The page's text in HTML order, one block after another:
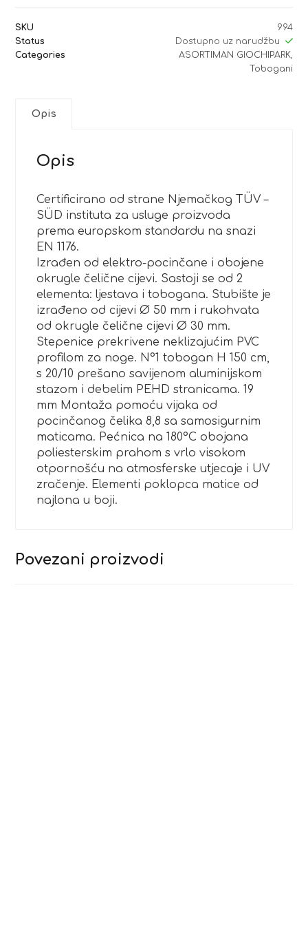
SKU
994
Status
Dostupno uz narudžbu
Categories
ASORTIMAN GIOCHIPARK,
Tobogani
Opis
Opis
Certificirano od strane Njemačkog TÜV –
SÜD instituta za usluge proizvoda
prema europskom standardu na snazi
EN 1176.
Izrađen od elektro-pocinčane i obojene
okrugle čelične cijevi. Sastoji se od 2
elementa: ljestava i tobogana. Stubište je
izrađeno od cijevi Ø 50 mm i rukohvata
od okrugle čelične cijevi Ø 30 mm.
Stepenice prekrivene neklizajućim PVC
profilom za noge. N°1 tobogan H 150 cm,
s 20/10 prešano savijenom aluminijskom
stazom i debelim PEHD stranicama. 19
mm Montaža pomoću vijaka od
pocinčanog čelika 8,8 sa samosigurnim
maticama. Pećnica na 180°C obojana
poliesterskim prahom s vrlo visokom
otpornošću na atmosferske utjecaje i UV
zračenje. Elementi poklopca matice od
najlona u boji.
Povezani proizvodi